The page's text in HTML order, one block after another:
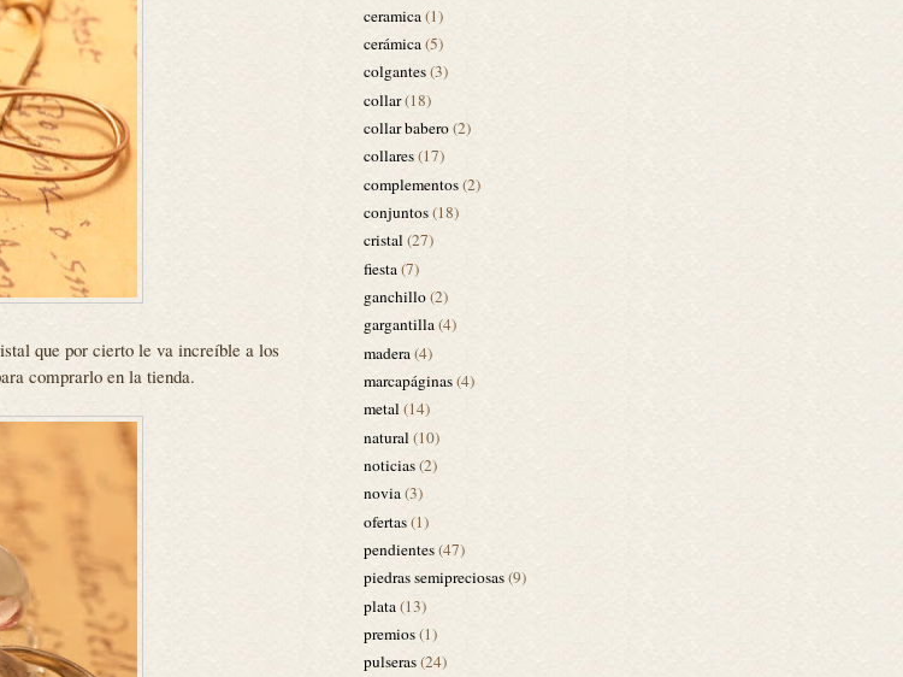
que por cierto le va increíble a los
comprarlo en la tienda.
ceramica (1)
cerámica(5)
colgantes(3)
collar(18)
collar babero(2)
collares(17)
complementos(2)
conjuntos(18)
cristal(27)
fiesta(7)
ganchillo(2)
gargantilla(4)
madera(4)
marcapáginas(4)
metal(14)
natural(10)
noticias(2)
novia(3)
ofertas(1)
pendientes(47)
piedras semipreciosas(9)
plata(13)
premios(1)
pulseras(24)